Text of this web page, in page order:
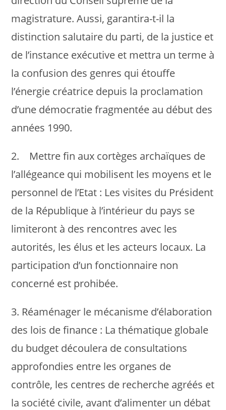
magistrature. Aussi, garantira-t-il la
distinction salutaire du parti, de la justice et
de l’instance exécutive et mettra un terme à
la confusion des genres qui étouffe
l’énergie créatrice depuis la proclamation
d’une démocratie fragmentée au début des
années 1990.
2. Mettre fin aux cortèges archaïques de
l’allégeance qui mobilisent les moyens et le
personnel de l’Etat : Les visites du Président
de la République à l’intérieur du pays se
limiteront à des rencontres avec les
autorités, les élus et les acteurs locaux. La
participation d’un fonctionnaire non
concerné est prohibée.
3. Réaménager le mécanisme d’élaboration
des lois de finance : La thématique globale
du budget découlera de consultations
approfondies entre les organes de
contrôle, les centres de recherche agréés et
la société civile, avant d’alimenter un débat